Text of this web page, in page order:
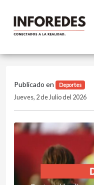
Publicado en Deportes
Jueves, 2 de Julio del 2026